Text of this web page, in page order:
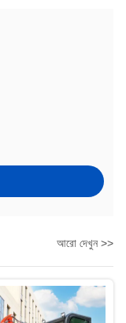
আরো দেখুন >>